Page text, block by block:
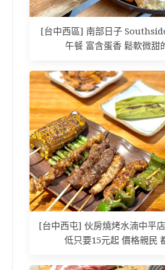
[台中西區] 南部日子
午餐 富含蛋香 鬆軟微甜
[台中西屯] 伙房燒烤水湳中平
低只要15元起 價格親民